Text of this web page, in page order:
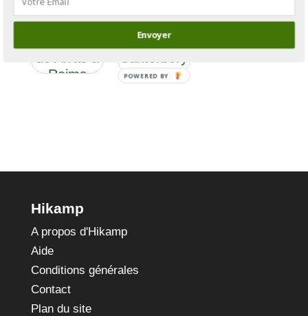
Via
Francigena
Reims
Francigena
: de
à Rome
Hikamp
A propos d'Hikamp
Aide
Conditions générales
Contact
Plan du site
Envoyer
POWERED BY